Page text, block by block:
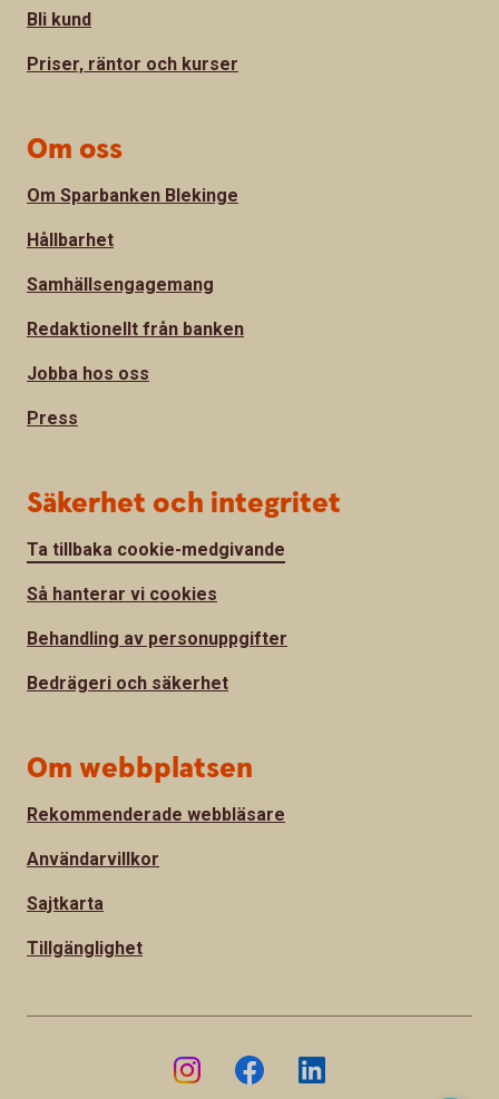
Bli kund
Priser, räntor och kurser
Om oss
Om Sparbanken Blekinge
Hållbarhet
Samhällsengagemang
Redaktionellt från banken
Jobba hos oss
Press
Säkerhet och integritet
Ta tillbaka cookie-medgivande
Så hanterar vi cookies
Behandling av personuppgifter
Bedrägeri och säkerhet
Om webbplatsen
Rekommenderade webbläsare
Användarvillkor
Sajtkarta
Tillgänglighet